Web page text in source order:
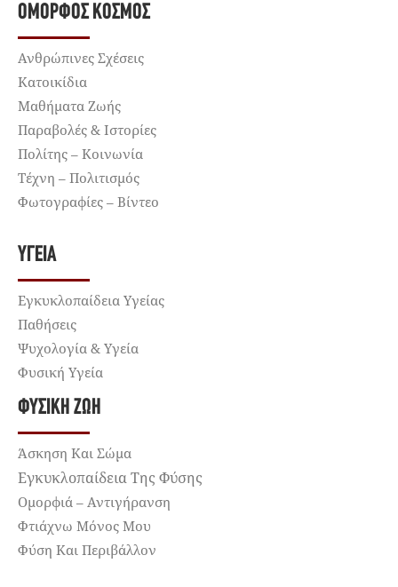
ΌΜΟΡΦΟΣ ΚΌΣΜΟΣ
Ανθρώπινες Σχέσεις
Κατοικίδια
Μαθήματα Ζωής
Παραβολές & Ιστορίες
Πολίτης – Κοινωνία
Τέχνη – Πολιτισμός
Φωτογραφίες – Βίντεο
ΥΓΕΊΑ
Εγκυκλοπαίδεια Υγείας
Παθήσεις
Ψυχολογία & Υγεία
Φυσική Υγεία
ΦΥΣΙΚΉ ΖΩΉ
Άσκηση Και Σώμα
Εγκυκλοπαίδεια Της Φύσης
Ομορφιά – Αντιγήρανση
Φτιάχνω Μόνος Μου
Φύση Και Περιβάλλον